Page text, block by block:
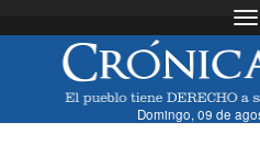
Domingo, 09 de